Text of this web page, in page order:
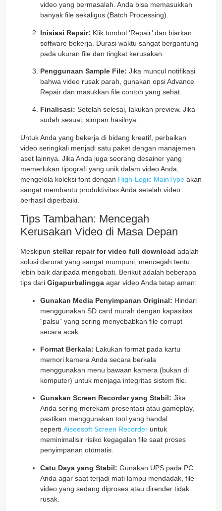
video yang bermasalah. Anda bisa memasukkan
banyak file sekaligus (Batch Processing).
Inisiasi Repair: Klik tombol ‘Repair’ dan biarkan
software bekerja. Durasi waktu sangat bergantung
pada ukuran file dan tingkat kerusakan.
Penggunaan Sample File: Jika muncul notifikasi
bahwa video rusak parah, gunakan opsi Advance
Repair dan masukkan file contoh yang sehat.
Finalisasi: Setelah selesai, lakukan preview. Jika
sudah sesuai, simpan hasilnya.
Untuk Anda yang bekerja di bidang kreatif, perbaikan
video seringkali menjadi satu paket dengan manajemen
aset lainnya. Jika Anda juga seorang desainer yang
memerlukan tipografi yang unik dalam video Anda,
mengelola koleksi font dengan High-Logic MainType akan
sangat membantu produktivitas Anda setelah video
berhasil diperbaiki.
Tips Tambahan: Mencegah
Kerusakan Video di Masa Depan
Meskipun stellar repair for video full download adalah
solusi darurat yang sangat mumpuni, mencegah tentu
lebih baik daripada mengobati. Berikut adalah beberapa
tips dari Gigapurbalingga agar video Anda tetap aman:
Gunakan Media Penyimpanan Original: Hindari
menggunakan SD card murah dengan kapasitas
“palsu” yang sering menyebabkan file corrupt
secara acak.
Format Berkala: Lakukan format pada kartu
memori kamera Anda secara berkala
menggunakan menu bawaan kamera (bukan di
komputer) untuk menjaga integritas sistem file.
Gunakan Screen Recorder yang Stabil: Jika
Anda sering merekam presentasi atau gameplay,
pastikan menggunakan tool yang handal
seperti Aiseesoft Screen Recorder untuk
meminimalisir risiko kegagalan file saat proses
penyimpanan otomatis.
Catu Daya yang Stabil: Gunakan UPS pada PC
Anda agar saat terjadi mati lampu mendadak, file
video yang sedang diproses atau dirender tidak
rusak.